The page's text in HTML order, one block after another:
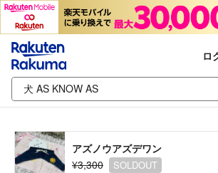
ロ
アズノウアズデワン
¥3,300
SOLDOUT